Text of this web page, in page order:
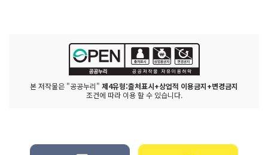
본 저작물은 "공공누리" 제4유형:출처표시+상업적 이용금지+변경금지
조건에 따라 이용 할 수 있습니다.